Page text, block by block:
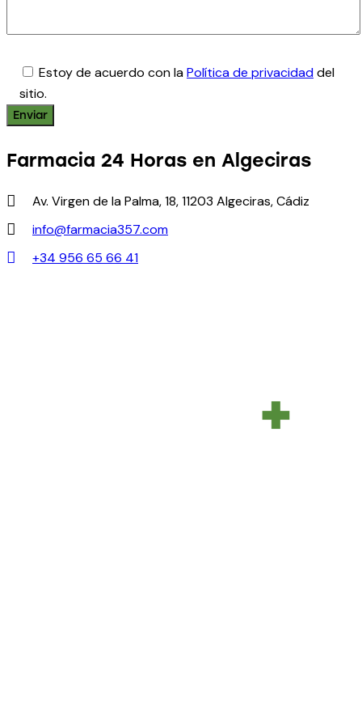
Estoy de acuerdo con laPolítica de privacidaddel
sitio.
Farmacia 24 Horas en Algeciras
Av. Virgen de la Palma, 18, 11203 Algeciras, Cádiz
info@farmacia357.com
+34 956 65 66 41